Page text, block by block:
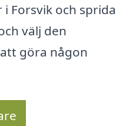
Forsvik och sprida
välj den
göra någon